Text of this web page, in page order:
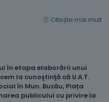
Citește mai mult
în etapa elaborării unui
la cunoştinţă că U.A.T.
în Mun. Buzău, Piața
publicului cu privire la